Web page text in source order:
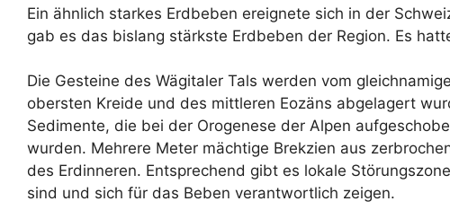
Ein ähnlich starkes Erdbeben ereignete sich in der
gab es das bislang stärkste Erdbeben der Region. Es
Die Gesteine des Wägitaler Tals werden vom
obersten Kreide und des mittleren Eozäns abgelagert
Sedimente, die bei der Orogenese der Alpen
wurden. Mehrere Meter mächtige Brekzien aus
des Erdinneren. Entsprechend gibt es lokale
sind und sich für das Beben verantwortlich zeigen.